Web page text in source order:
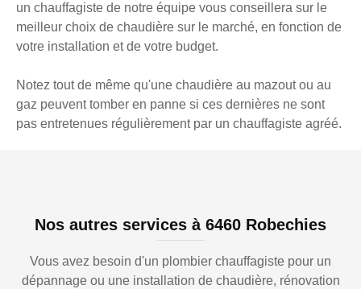
un chauffagiste de notre équipe vous conseillera sur le
meilleur choix de chaudière sur le marché, en fonction de
votre installation et de votre budget.
Notez tout de même qu'une chaudière au mazout ou au
gaz peuvent tomber en panne si ces dernières ne sont
pas entretenues régulièrement par un chauffagiste agréé.
Nos autres services à 6460 Robechies
Vous avez besoin d'un plombier chauffagiste pour un
dépannage ou une installation de chaudière, rénovation